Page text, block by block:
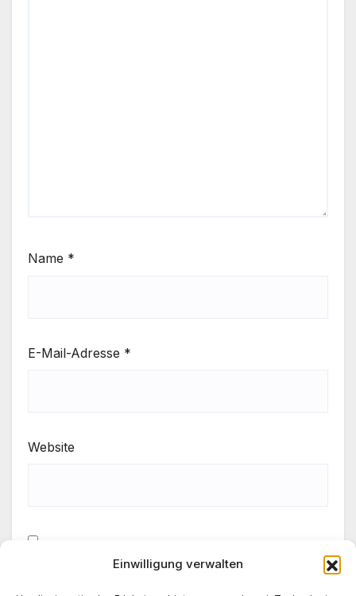
Einwilligung verwalten
Name *
E-Mail-Adresse *
Website
Meinen Namen, meine E-Mail-Adresse und meine